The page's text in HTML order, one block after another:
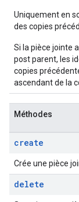
Uniquement en
des copies
Si la pièce jointe
post parent, les
copies
ascendant de la
Méthodes
create
Crée une pièce
delete